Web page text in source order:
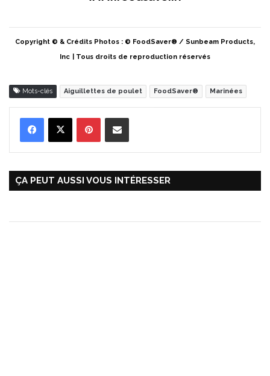
Copyright © & Crédits Photos : © FoodSaver® / Sunbeam Products,
Inc
| Tous droits de reproduction réservés
Mots-clés Aiguillettes de poulet FoodSaver® Marinées
ÇA PEUT AUSSI VOUS INTÉRESSER